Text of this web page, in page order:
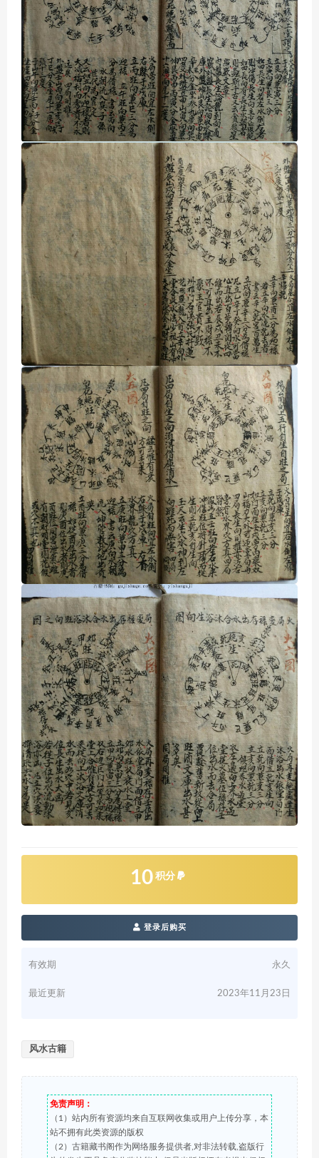
10 积分
登录后购买
有效期 永久
最近更新 2023年11月23日
风水古籍
免责声明：
（1）站内所有资源均来自互联网收集或用户上传分享，本
站不拥有此类资源的版权
（2）古籍藏书阁作为网络服务提供者,对非法转载,盗版行